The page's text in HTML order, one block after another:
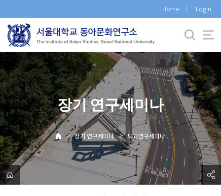
로
메
뉴
Home Login
장기 연구세미나
> 장기 연구세미나 > 도교연구세미나